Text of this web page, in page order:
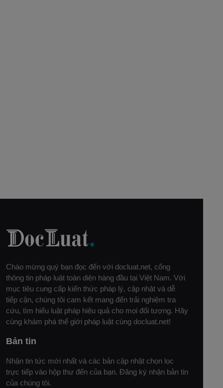
Chào mừng quý bạn đọc đến với docluat.net, cổng
thông tin pháp luật toàn diện hàng đầu tại Việt Nam. Với
mục tiêu cung cấp kiến thức pháp lý, cập nhật và dễ
tiếp cận, chúng tôi cam kết mang đến trải nghiệm tra
cứu, tìm hiểu luật pháp hiệu quả cho mọi đối tượng. Hãy
cùng khám phá thế giới pháp luật cùng docluat.net!
Bản tin
Nhận tin tức mới nhất và các bản cập nhật chọn lọc
trực tiếp vào hộp thư đến của bạn. Đăng ký nhận bản tin
của chúng tôi.